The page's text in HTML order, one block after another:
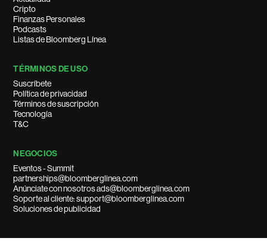
Cripto
Finanzas Personales
Podcasts
Listas de Bloomberg Línea
TÉRMINOS DE USO
Suscríbete
Política de privacidad
Términos de suscripción
Tecnología
T&C
NEGOCIOS
Eventos - Summit
partnerships@bloomberglinea.com
Anúnciate con nosotros ads@bloomberglinea.com
Soporte al cliente: support@bloomberglinea.com
Soluciones de publicidad